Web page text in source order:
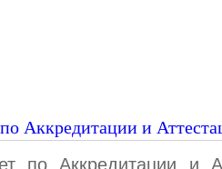
Аккредитации и
по Аккредитации и